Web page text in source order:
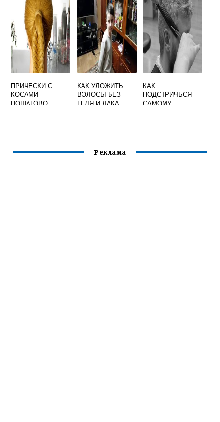
ВОЛОСЫ СВОИМИ
РУКАМИ
ВИДЕО
ПРИЧЕСКИ С
КОСАМИ
ПОШАГОВО
КАК УЛОЖИТЬ
ВОЛОСЫ БЕЗ
ГЕЛЯ И ЛАКА
КАК
ПОДСТРИЧЬСЯ
САМОМУ
Реклама